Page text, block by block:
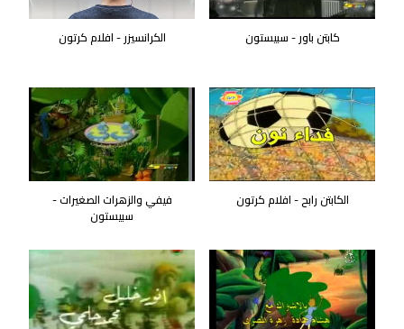
كابتن باور - سبيستون الكرانسيزر - افلام كرتون
الكابتن رابح - افلام كرتون فيفي والزهرات الصغيرات -
سبيستون